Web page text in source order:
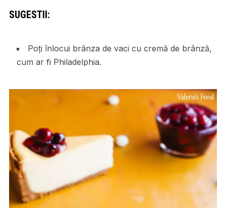
SUGESTII:
Poți înlocui brânza de vaci cu cremă de brânză,
cum ar fi Philadelphia.